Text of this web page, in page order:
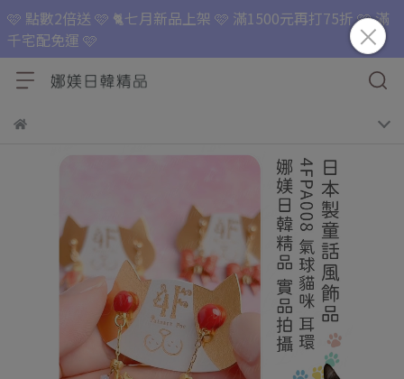
🩷 點數2倍送 🩷 🐈七月新品上架 🩷 滿1500元再打75折 🩷 滿
千宅配免運 🩷